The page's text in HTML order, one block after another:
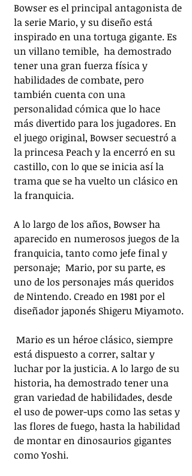
Bowser es el principal antagonista de
la serie Mario, y su diseño está
inspirado en una tortuga gigante. Es
un villano temible,  ha demostrado
tener una gran fuerza física y
habilidades de combate, pero
también cuenta con una
personalidad cómica que lo hace
más divertido para los jugadores. En
el juego original, Bowser secuestró a
la princesa Peach y la encerró en su
castillo, con lo que se inicia así la
trama que se ha vuelto un clásico en
la franquicia.
A lo largo de los años, Bowser ha
aparecido en numerosos juegos de la
franquicia, tanto como jefe final y
personaje;  Mario, por su parte, es
uno de los personajes más queridos
de Nintendo. Creado en 1981 por el
diseñador japonés Shigeru Miyamoto.
está dispuesto a correr, saltar y
luchar por la justicia. A lo largo de su
historia, ha demostrado tener una
gran variedad de habilidades, desde
el uso de power-ups como las setas y
las flores de fuego, hasta la habilidad
de montar en dinosaurios gigantes
como Yoshi.